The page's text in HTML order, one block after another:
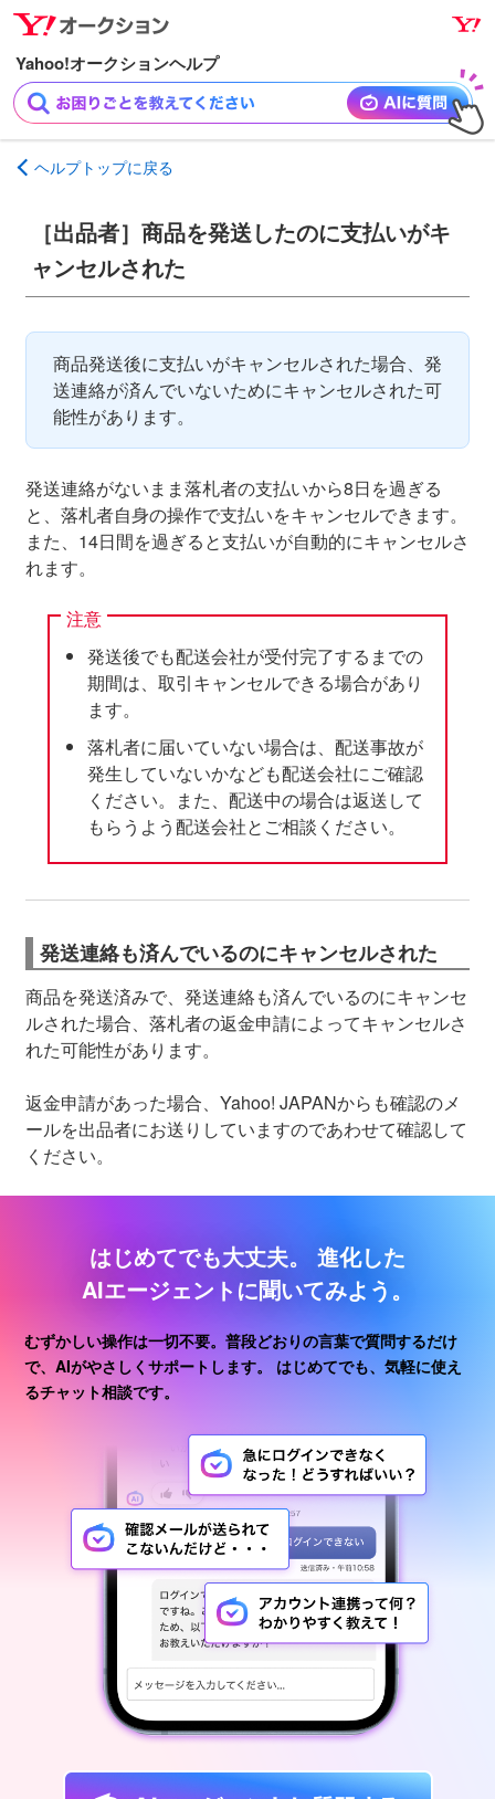
ナ
ビ
ゲ
ー
シ
ョ
ン
ッ
メ
イ
ン
コ
ン
テ
ン
キ
プ
ヘルプトップに戻る
［出品者］商品を発送したのに支払いがキ
ャンセルされた
商品発送後に支払いがキャンセルされた場合、発
送連絡が済んでいないためにキャンセルされた可
能性があります。
発送連絡がないまま落札者の支払いから8日を過ぎる
と、落札者自身の操作で支払いをキャンセルできます。
また、14日間を過ぎると支払いが自動的にキャンセルさ
れます。
注意
発送後でも配送会社が受付完了するまでの
期間は、取引キャンセルできる場合があり
ます。
落札者に届いていない場合は、配送事故が
発生していないかなども配送会社にご確認
ください。また、配送中の場合は返送して
もらうよう配送会社とご相談ください。
発送連絡も済んでいるのにキャンセルされた
商品を発送済みで、発送連絡も済んでいるのにキャンセ
ルされた場合、落札者の返金申請によってキャンセルさ
れた可能性があります。
返金申請があった場合、Yahoo! JAPANからも確認のメ
ールを出品者にお送りしていますのであわせて確認して
ください。
はじめてでも大丈夫。
進化した
AIエージェントに聞いてみよう。
むずかしい操作は一切不要。普段どおりの言葉で質問するだけ
で、AIがやさしくサポートします。
はじめてでも、気軽に使え
るチャット相談です。